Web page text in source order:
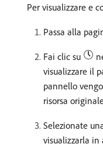
Per visualizzare e
Passa alla
Fai clic su
visualizzare il
pannello
risorsa
Selezionate
visualizzarla in